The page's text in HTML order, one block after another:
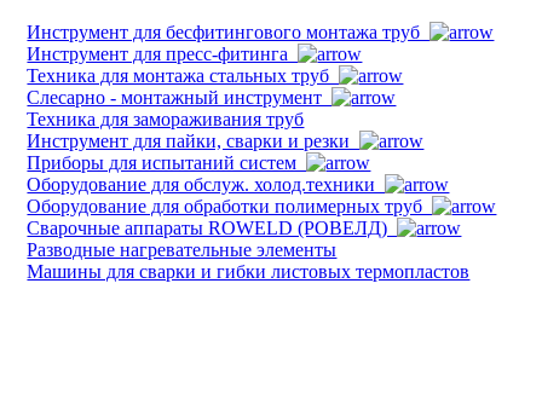
Инструмент для бесфитингового монтажа труб
Инструмент для пресс-фитинга
Техника для монтажа стальных труб
Слесарно - монтажный инструмент
Техника для замораживания труб
Инструмент для пайки, сварки и резки
Приборы для испытаний систем
Оборудование для обслуж. холод.техники
Оборудование для обработки полимерных труб
Cварочные аппараты ROWELD (РОВЕЛД)
Разводные нагревательные элементы
Машины для сварки и гибки листовых термопластов